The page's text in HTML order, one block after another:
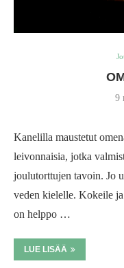
9
Kanelilla maustetut
leivonnaisia, jotka
joulutorttujen tavoin. Jo
veden kielelle. Kokeile
on helppo …
LUE LISÄÄ